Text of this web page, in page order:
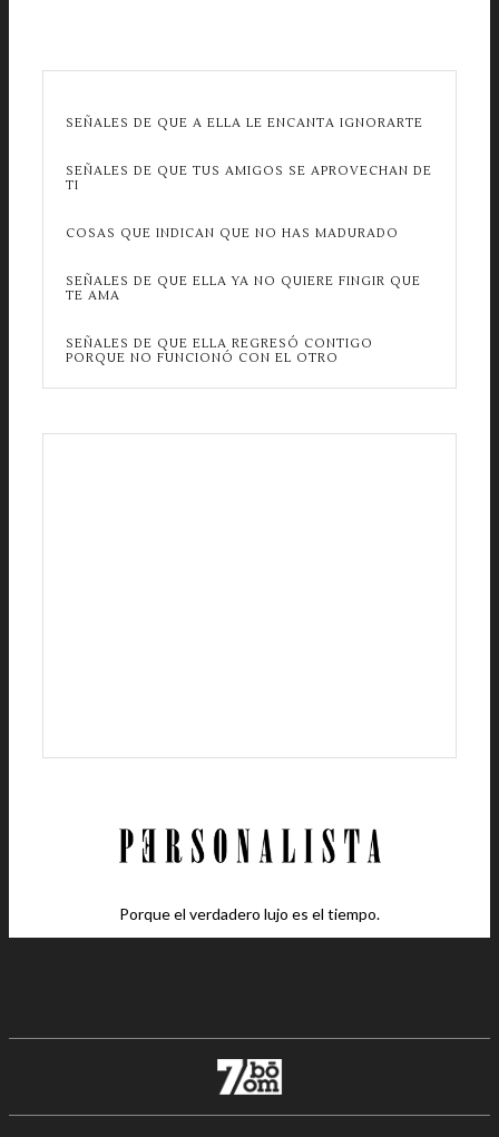
SEÑALES DE QUE A ELLA LE ENCANTA IGNORARTE
SEÑALES DE QUE TUS AMIGOS SE APROVECHAN DE
TI
COSAS QUE INDICAN QUE NO HAS MADURADO
SEÑALES DE QUE ELLA YA NO QUIERE FINGIR QUE
TE AMA
SEÑALES DE QUE ELLA REGRESÓ CONTIGO
PORQUE NO FUNCIONÓ CON EL OTRO
Porque el verdadero lujo es el tiempo.